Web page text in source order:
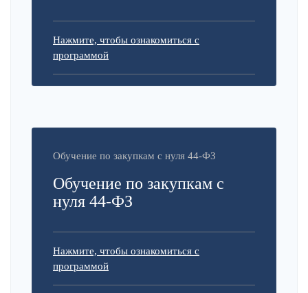
Нажмите, чтобы ознакомиться с
программой
Обучение по закупкам с нуля 44-ФЗ
Обучение по закупкам с
нуля 44-ФЗ
Нажмите, чтобы ознакомиться с
программой